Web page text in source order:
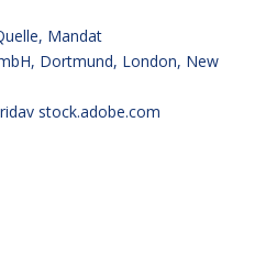
, Mandat
Dortmund, London, New
stock.adobe.com